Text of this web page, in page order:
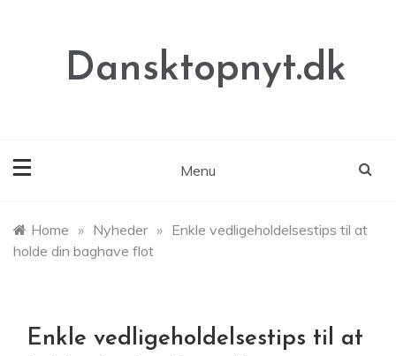
Dansktopnyt.dk
Menu
Home » Nyheder » Enkle vedligeholdelsestips til at
holde din baghave flot
Enkle vedligeholdelsestips til at